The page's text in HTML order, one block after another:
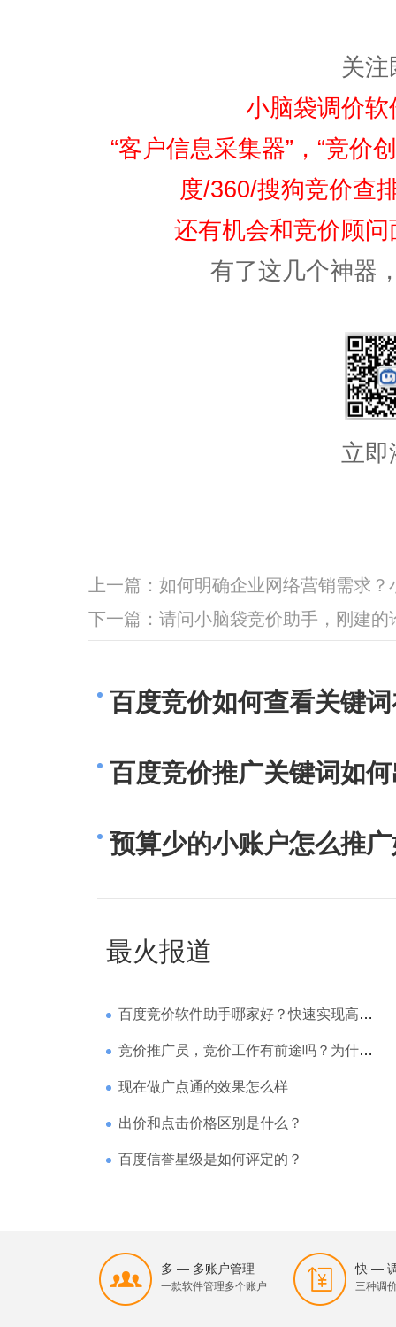
关注
小脑袋调价
“客户信息采集器”，“竞价
度/360/搜狗竞价查
还有机会和竞价顾
有了这几个神器
立即
上一篇： 如何明确企业网络营销需求
下一篇： 请问小脑袋竞价助手，刚建
百度竞价如何查看关键
百度竞价推广关键词如
预算少的小账户怎么推
最火报道
百度竞价软件助手哪家好？快速实现高回报哪家强？
竞价推广员，竞价工作有前途吗？为什么待遇那么高
现在做广点通的效果怎么样
出价和点击价格区别是什么？
百度信誉星级是如何评定的？
多 — 多账户管理
一款软件管理多个账户
快 —
三种调